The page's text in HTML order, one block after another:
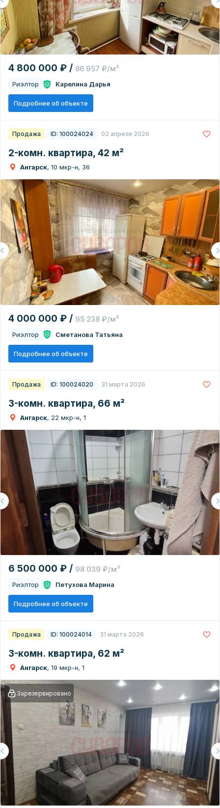
4 800 000 ₽ / 86 957 ₽/м²
Риэлтор Карелина Дарья
Подробнее об объекте
Продажа ID: 100024024 02 апреля 2026
2-комн. квартира, 42 м²
Ангарск, 10 мкр-н, 36
4 000 000 ₽ / 95 238 ₽/м²
Риэлтор Сметанова Татьяна
Подробнее об объекте
Продажа ID: 100024020 31 марта 2026
3-комн. квартира, 66 м²
Ангарск, 22 мкр-н, 1
6 500 000 ₽ / 98 039 ₽/м²
Риэлтор Петухова Марина
Подробнее об объекте
Продажа ID: 100024014 31 марта 2026
3-комн. квартира, 62 м²
Ангарск, 19 мкр-н, 1
Зарезервировано